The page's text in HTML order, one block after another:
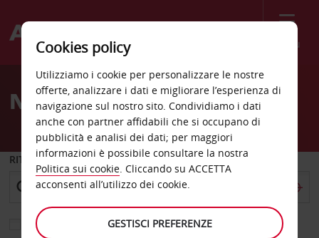
Menù
Welcome
AvisNoleggio auto Ulsan
RITIRO DA
Scegli una località di riconsegna diversa
Cookies policy
Utilizziamo i cookie per personalizzare le nostre
offerte, analizzare i dati e migliorare l’esperienza di
navigazione sul nostro sito. Condividiamo i dati
anche con partner affidabili che si occupano di
pubblicità e analisi dei dati; per maggiori
informazioni è possibile consultare la nostra
Politica sui cookie. Cliccando su ACCETTA
acconsenti all’utilizzo dei cookie.
GESTISCI PREFERENZE